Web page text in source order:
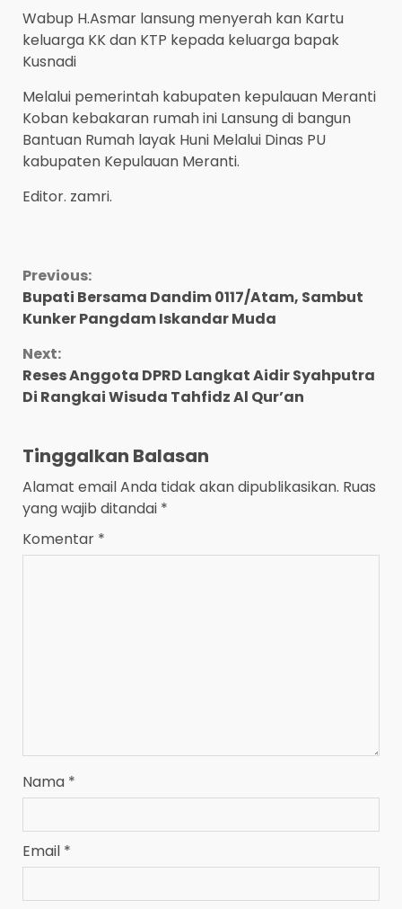
Wabup H.Asmar lansung menyerah kan Kartu
keluarga KK dan KTP kepada keluarga bapak
Kusnadi
Melalui pemerintah kabupaten kepulauan Meranti
Koban kebakaran rumah ini Lansung di bangun
Bantuan Rumah layak Huni Melalui Dinas PU
kabupaten Kepulauan Meranti.
Editor. zamri.
Continue
Reading
Previous:
Bupati Bersama Dandim 0117/Atam, Sambut
Kunker Pangdam Iskandar Muda
Next:
Reses Anggota DPRD Langkat Aidir Syahputra
Di Rangkai Wisuda Tahfidz Al Qur’an
Tinggalkan Balasan
Alamat email Anda tidak akan dipublikasikan. Ruas
yang wajib ditandai *
Komentar *
Nama *
Email *